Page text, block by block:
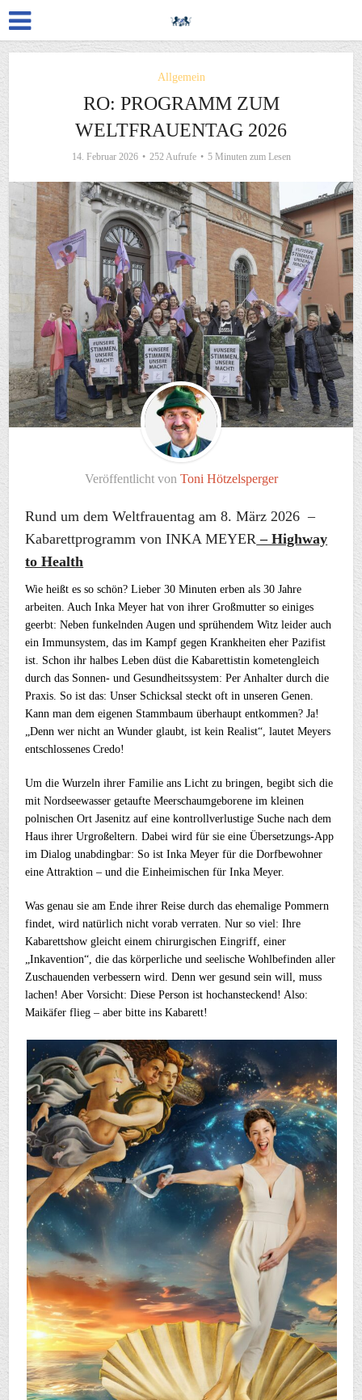
Allgemein
RO: PROGRAMM ZUM
WELTFRAUENTAG 2026
14. Februar 2026 252 Aufrufe 5 Minuten zum Lesen
Veröffentlicht von Toni Hötzelsperger
Rund um dem Weltfrauentag am 8. März 2026 –
Kabarettprogramm von INKA MEYER – Highway
to Health
Wie heißt es so schön? Lieber 30 Minuten erben als 30 Jahre
arbeiten. Auch Inka Meyer hat von ihrer Großmutter so einiges
geerbt: Neben funkelnden Augen und sprühendem Witz leider auch
ein Immunsystem, das im Kampf gegen Krankheiten eher Pazifist
ist. Schon ihr halbes Leben düst die Kabarettistin kometengleich
durch das Sonnen- und Gesundheitssystem: Per Anhalter durch die
Praxis. So ist das: Unser Schicksal steckt oft in unseren Genen.
Kann man dem eigenen Stammbaum überhaupt entkommen? Ja!
„Denn wer nicht an Wunder glaubt, ist kein Realist“, lautet Meyers
entschlossenes Credo!
Um die Wurzeln ihrer Familie ans Licht zu bringen, begibt sich die
mit Nordseewasser getaufte Meerschaumgeborene im kleinen
polnischen Ort Jasenitz auf eine kontrollverlustige Suche nach dem
Haus ihrer Urgroßeltern. Dabei wird für sie eine Übersetzungs-App
im Dialog unabdingbar: So ist Inka Meyer für die Dorfbewohner
eine Attraktion – und die Einheimischen für Inka Meyer.
Was genau sie am Ende ihrer Reise durch das ehemalige Pommern
findet, wird natürlich nicht vorab verraten. Nur so viel: Ihre
Kabarettshow gleicht einem chirurgischen Eingriff, einer
„Inkavention“, die das körperliche und seelische Wohlbefinden aller
Zuschauenden verbessern wird. Denn wer gesund sein will, muss
lachen! Aber Vorsicht: Diese Person ist hochansteckend! Also:
Maikäfer flieg – aber bitte ins Kabarett!